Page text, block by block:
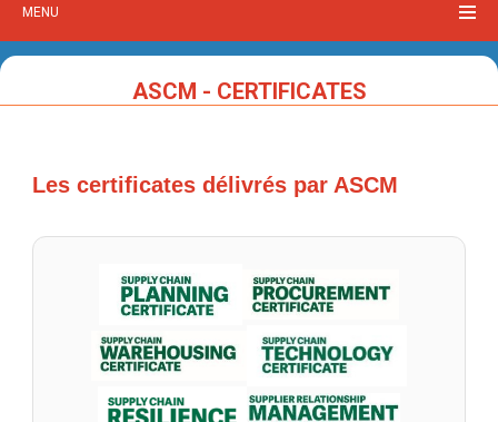
MENU
ASCM - CERTIFICATES
Les certificates délivrés par ASCM